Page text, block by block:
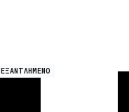
ΕΞΑΝΤΛΗΜΕΝΟ